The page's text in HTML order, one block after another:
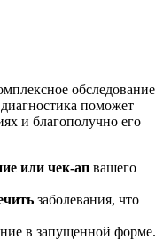
обследование
поможет
и благополучно его
или чек-ап вашего
заболевания, что
в запущенной форме.